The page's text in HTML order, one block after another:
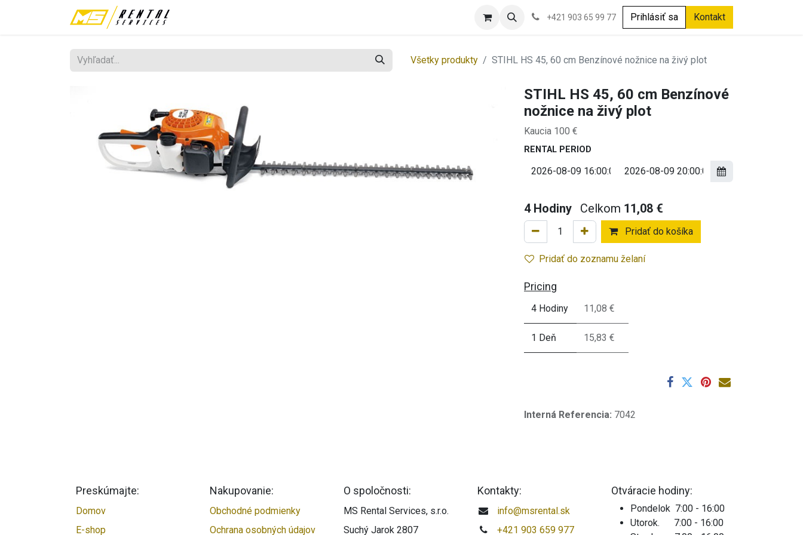
+421 903 65 99 77 Prihlásiť sa Kontakt
Všetky produkty STIHL HS 45, 60 cm Benzínové nožnice na živý plot
STIHL HS 45, 60 cm Benzínové
nožnice na živý plot
Kaucia 100 €
RENTAL PERIOD
4 Hodiny Celkom 11,08 €
Pridať do košíka
Pridať do zoznamu želaní
Pricing
4 Hodiny 11,08 €
1 Deň 15,83 €
Interná Referencia: 7042
Preskúmajte:
Domov
E-shop
Nakupovanie:
Obchodné podmienky
Ochrana osobných údajov
O spoločnosti:
MS Rental Services, s.r.o.
Suchý Jarok 2807
Kontakty:
info@msrental.sk
+421 903 659 977
Otváracie hodiny:
Pondelok 7:00 - 16:00
Utorok. 7:00 - 16:00